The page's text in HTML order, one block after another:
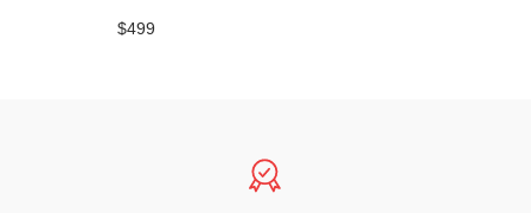
特
$499